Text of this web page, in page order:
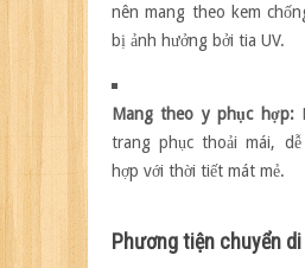
nên mang theo kem
bị ảnh hưởng bởi tia UV.
Mang theo y phục hợp:
trang phục thoải mái,
hợp với thời tiết mát mẻ.
Phương tiện chuyển